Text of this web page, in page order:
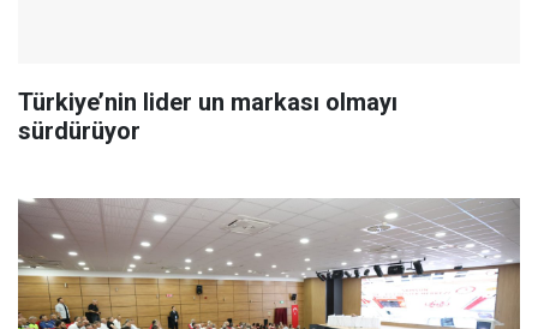
Türkiye’nin lider un markası olmayı
sürdürüyor